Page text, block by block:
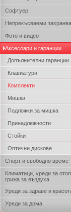
Софтуер
Непрекъсваеми
Фото и видео
Аксесоари и гаранции
Допълнителни гаранции
Клавиатури
Комплекти
Мишки
Подложки за мишка
Принадлежности
Стойки
Оптични дискове
Спорт и свободно време
Климатици, уреди за
грижа за въздуха
Уреди за здраве и
Уреди за дома